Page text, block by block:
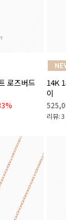
로즈버드
14K
이
리뷰: 3